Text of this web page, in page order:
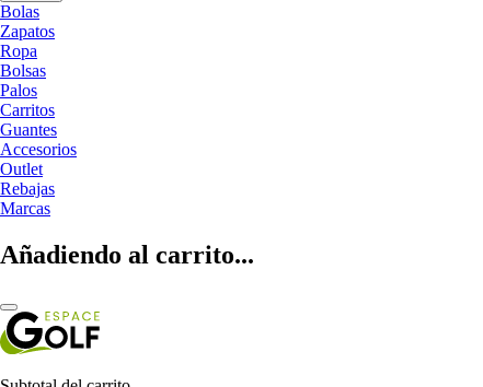
Bolas
Zapatos
Ropa
Bolsas
Palos
Carritos
Guantes
Accesorios
Outlet
Rebajas
Marcas
Añadiendo al carrito...